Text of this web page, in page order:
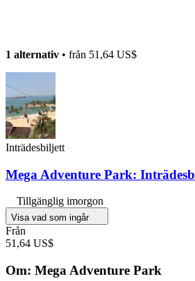
1 alternativ • från 51,64 US$
Inträdesbiljett
Mega Adventure Park:
Tillgänglig imorgon
Visa vad som ingår
Från
51,64 US$
Om: Mega Adventure Park